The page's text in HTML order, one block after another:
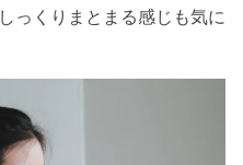
しっくりまとまる感じも気に